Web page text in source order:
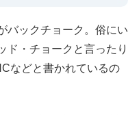
バックチョーク。俗にい
ド・チョークと言ったり
などと書かれているの